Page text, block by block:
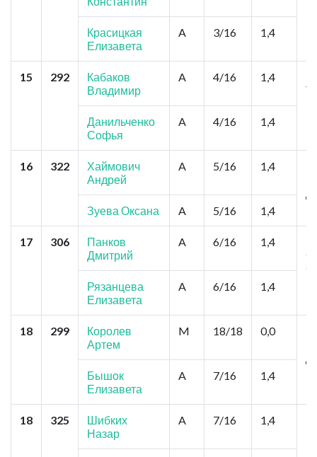
Красицкая
Елизавета
A 3/16 1,4
15 292
Кабаков
Владимир
A 4/16 1,4
Данильченко
Софья
A 4/16 1,4
16 322
Хаймович
Андрей
A 5/16 1,4
Зуева Оксана
A 5/16 1,4
17 306
Панков
Дмитрий
A 6/16 1,4
Рязанцева
Елизавета
A 6/16 1,4
18 299
Королев
Артем
M 18/18 0,0
Бышок
Елизавета
A 7/16 1,4
18 325
Шибких
Назар
A 7/16 1,4